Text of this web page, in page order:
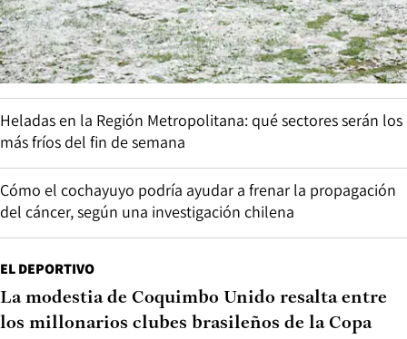
Heladas en la Región Metropolitana: qué sectores serán los
más fríos del fin de semana
Cómo el cochayuyo podría ayudar a frenar la propagación
del cáncer, según una investigación chilena
EL DEPORTIVO
La modestia de Coquimbo Unido resalta entre
los millonarios clubes brasileños de la Copa